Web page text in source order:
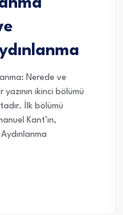
Nerede ve
yazının ikinci bölümü
İlk bölümü
Kant’ın,